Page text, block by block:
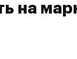
на